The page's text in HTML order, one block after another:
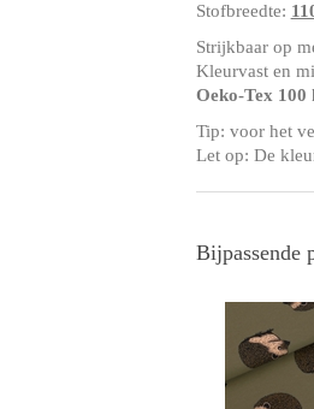
Stofbreedte:
Strijkbaar op
Kleurvast en
Oeko-Tex 100
Tip: voor het
Let op: De
Bijpassende